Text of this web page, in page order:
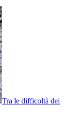
Tra le difficoltà dei